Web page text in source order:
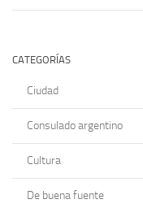
CATEGORÍAS
Ciudad
Consulado argentino
Cultura
De buena fuente